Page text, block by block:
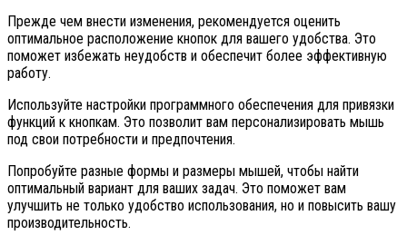
Прежде чем внести изменения, рекомендуется оценить
оптимальное расположение кнопок для вашего удобства. Это
поможет избежать неудобств и обеспечит более эффективную
работу.
Используйте настройки программного обеспечения для привязки
функций к кнопкам. Это позволит вам персонализировать мышь
под свои потребности и предпочтения.
Попробуйте разные формы и размеры мышей, чтобы найти
оптимальный вариант для ваших задач. Это поможет вам
улучшить не только удобство использования, но и повысить вашу
производительность.